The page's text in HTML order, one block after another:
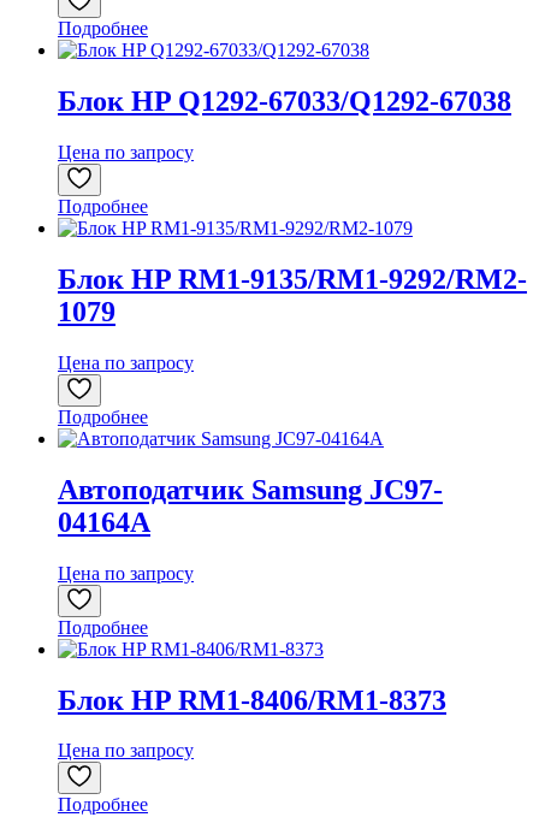
Подробнее
Блок HP Q1292-67033/Q1292-67038
Цена по запросу
Подробнее
Блок HP RM1-9135/RM1-9292/RM2-
1079
Цена по запросу
Подробнее
Автоподатчик Samsung JC97-
04164A
Цена по запросу
Подробнее
Блок HP RM1-8406/RM1-8373
Цена по запросу
Подробнее